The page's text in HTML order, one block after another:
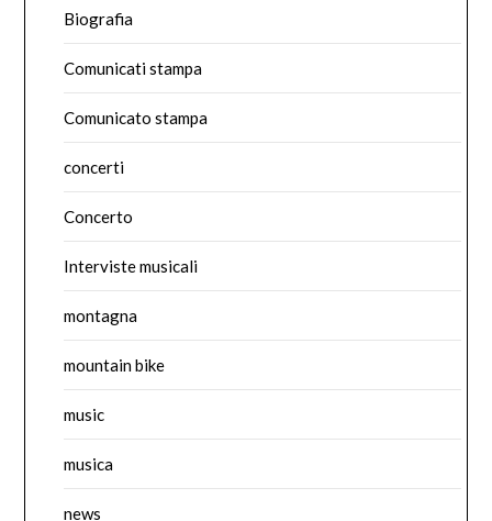
Biografia
Comunicati stampa
Comunicato stampa
concerti
Concerto
Interviste musicali
montagna
mountain bike
music
musica
news